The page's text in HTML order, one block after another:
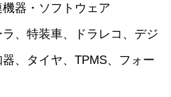
器・ソフトウェア
、特装車、ドラレコ、デジ
、タイヤ、TPMS、フォー